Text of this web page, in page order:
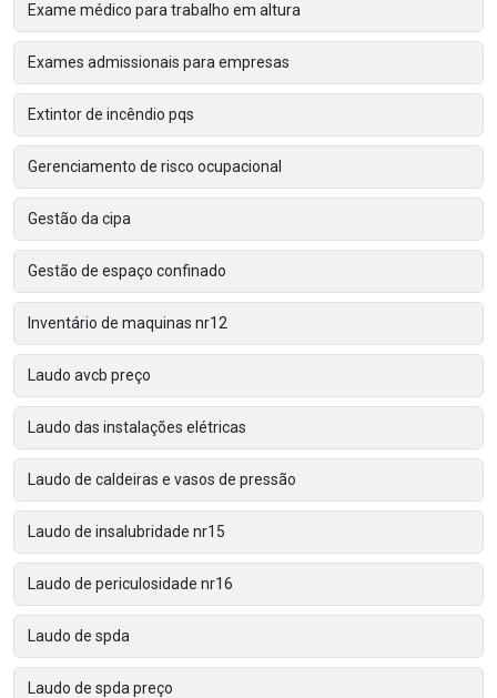
Exame médico para trabalho em altura
Exames admissionais para empresas
Extintor de incêndio pqs
Gerenciamento de risco ocupacional
Gestão da cipa
Gestão de espaço confinado
Inventário de maquinas nr12
Laudo avcb preço
Laudo das instalações elétricas
Laudo de caldeiras e vasos de pressão
Laudo de insalubridade nr15
Laudo de periculosidade nr16
Laudo de spda
Laudo de spda preço